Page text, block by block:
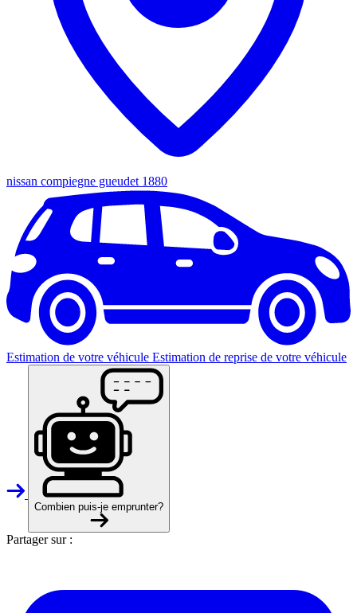
nissan compiegne gueudet 1880
Estimation de votre véhicule Estimation de reprise de votre véhicule
Combien puis-je emprunter?
Partager sur :